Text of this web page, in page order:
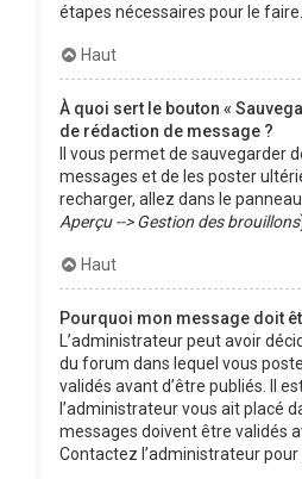
étapes nécessaires pour le faire.
Haut
À quoi sert le bouton «
de rédaction de message ?
Il vous permet de sauvegarder
messages et de les poster
recharger, allez dans le
Aperçu --> Gestion des brouillons
Haut
Pourquoi mon message doit
L’administrateur peut avoir
du forum dans lequel vous
validés avant d’être publiés. Il
l’administrateur vous ait placé
messages doivent être validés
Contactez l’administrateur pour